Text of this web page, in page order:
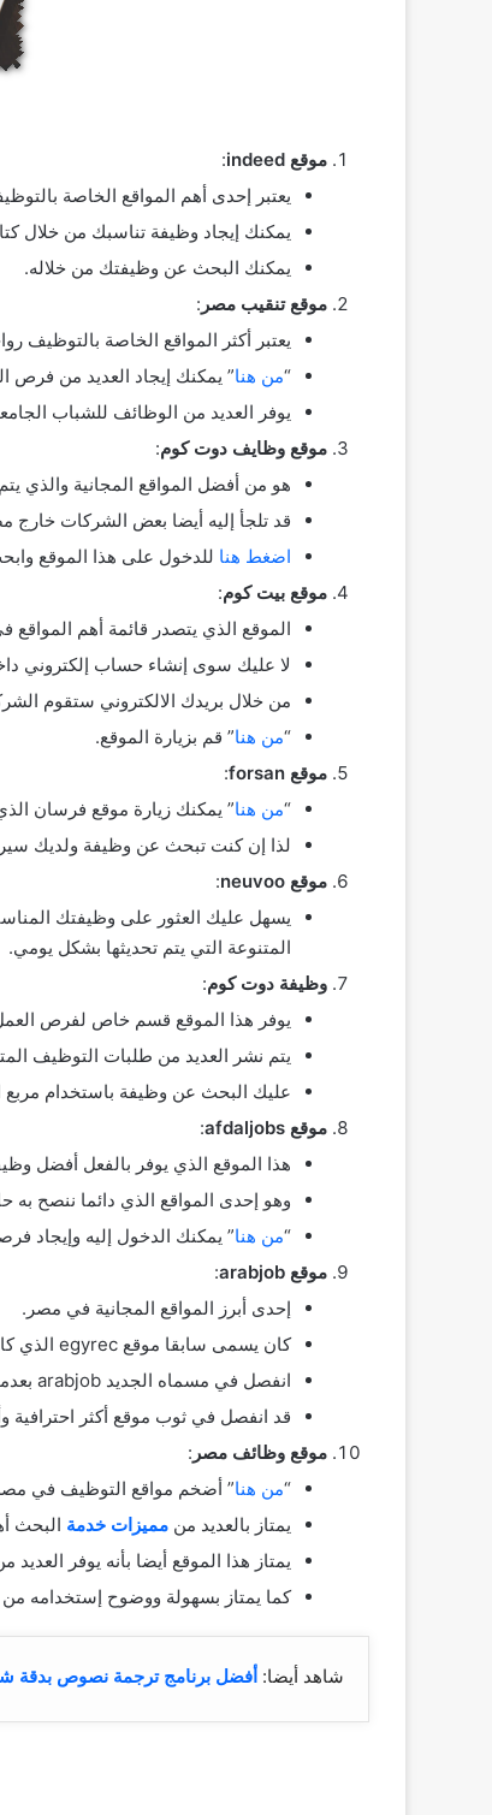
موقع indeed
:
يعتبر إحدى أهم المواقع الخاصة
يمكنك إيجاد وظيفة تناسبك من خلال
يمكنك البحث عن وظيفتك من خلاله.
موقع تنقيب مصر :
يعتبر أكثر المواقع الخاصة بالتوظيف
“من هنا” يمكنك إيجاد العديد من فرص
يوفر العديد من الوظائف للشباب
موقع وظايف دوت كوم:
هو من أفضل المواقع المجانية والذي
قد تلجأ إليه أيضا بعض الشركات
اضغط هنا للدخول على هذا الموقع
موقع بيت كوم:
الموقع الذي يتصدر قائمة أهم
لا عليك سوى إنشاء حساب إلكتروني
من خلال بريدك الالكتروني ستقوم
“من هنا” قم بزيارة الموقع.
موقع forsan
:
“من هنا” يمكنك زيارة موقع فرسان
لذا إن كنت تبحث عن وظيفة ولديك
موقع neuvoo
:
يسهل عليك العثور على وظيفتك
المتنوعة التي يتم تحديثها بشكل يومي.
وظيفة دوت كوم:
يوفر هذا الموقع قسم خاص لفرص
يتم نشر العديد من طلبات التوظيف
عليك البحث عن وظيفة باستخدام مربع
موقع afdaljobs
:
هذا الموقع الذي يوفر بالفعل أفضل
وهو إحدى المواقع الذي دائما ننصح به
“من هنا” يمكنك الدخول إليه وإيجاد
موقع arabjob
:
إحدى أبرز المواقع المجانية في مصر.
كان يسمى سابقا موقع egyrec الذي كان في نشأته مجرد موقع على مدونة بلوجر المجانية.
انفصل في مسماه الجديد arabjob بعدما لاقى استحسان وإقبال العديد من الشباب الباحث عن وظائف.
قد انفصل في ثوب موقع أكثر احترافية
موقع وظائف مصر :
“من هنا” أضخم مواقع التوظيف في
يمتاز بالعديد من مميزات خدمة البحث
يمتاز هذا الموقع أيضا بأنه يوفر
كما يمتاز بسهولة ووضوح إستخدامه من
شاهد أيضا: أفضل برنامج ترجمة نصوص بدقة